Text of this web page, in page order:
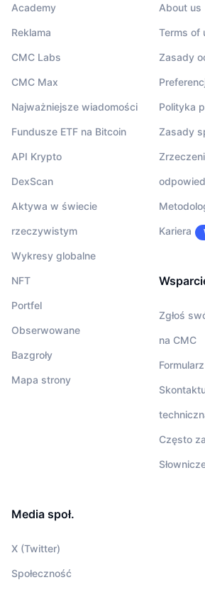
Academy
Reklama
CMC Labs
CMC Max
Najważniejsze wiadomości
Fundusze ETF na Bitcoin
API Krypto
DexScan
Aktywa w świecie
rzeczywistym
Wykresy globalne
NFT
Portfel
Obserwowane
Bazgroły
Mapa strony
About us
Terms of
Zasady
Polityka
Zasady
Kariera
Zgłoś
na CMC
Często
Media społ.
X (Twitter)
Społeczność